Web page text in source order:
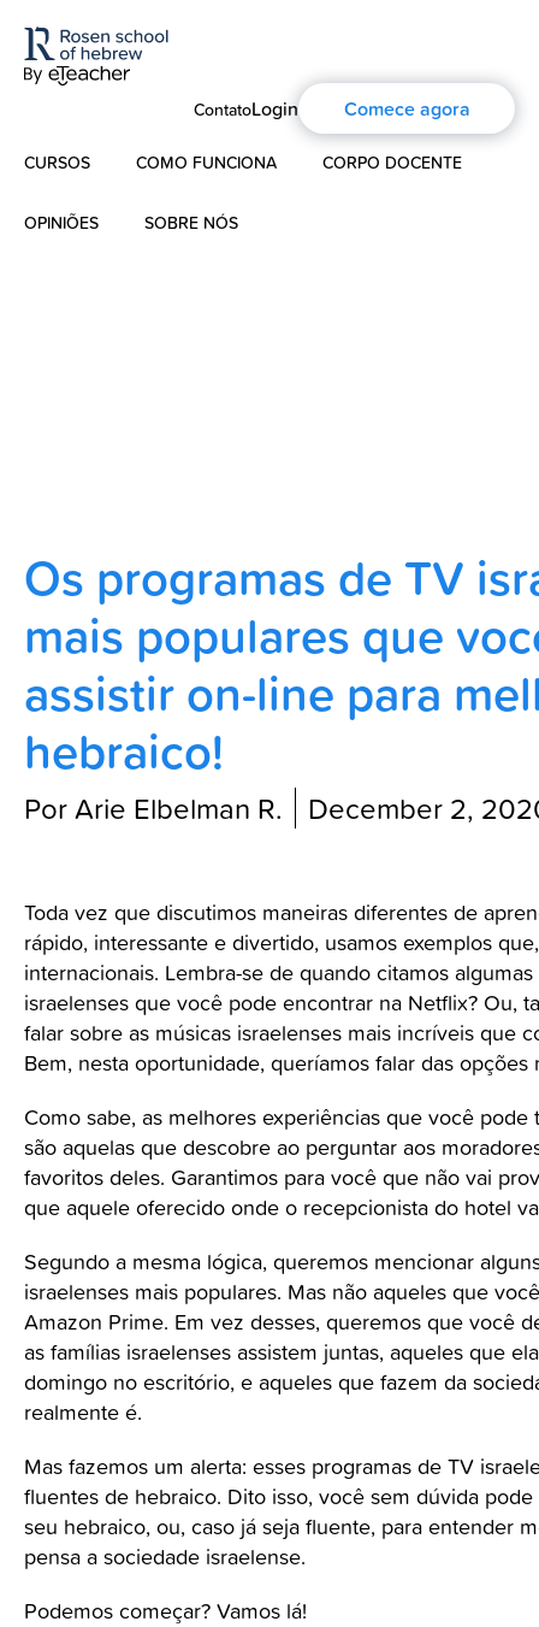
ContatoLogin Comece agora
CURSOS
Hebraico Moderno
COMO FUNCIONA CORPO DOCENTE
OPINIÕES SOBRE NÓS
Blog
Os programas de TV
mais populares que
assistir on-line para
hebraico!
Por Arie Elbelman R. December 2,
Toda vez que discutimos maneiras diferentes de
rápido, interessante e divertido, usamos exemplos
internacionais. Lembra-se de quando citamos
israelenses que você pode encontrar na Netflix? Ou,
falar sobre as músicas israelenses mais incríveis que
Bem, nesta oportunidade, queríamos falar das opções
Como sabe, as melhores experiências que você
são aquelas que descobre ao perguntar aos
favoritos deles. Garantimos para você que não vai
que aquele oferecido onde o recepcionista do hotel
Segundo a mesma lógica, queremos mencionar
israelenses mais populares. Mas não aqueles que
Amazon Prime. Em vez desses, queremos que você
as famílias israelenses assistem juntas, aqueles que
domingo no escritório, e aqueles que fazem da
realmente é.
Mas fazemos um alerta: esses programas de TV
fluentes de hebraico. Dito isso, você sem dúvida
seu hebraico, ou, caso já seja fluente, para entender
pensa a sociedade israelense.
Podemos começar? Vamos lá!